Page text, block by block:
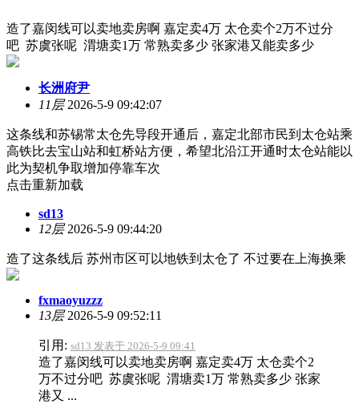
造了嘉闵线可以卖地卖房啊 嘉定卖4万 太仓卖个2万不过分
吧 苏虞张呢 渭塘卖1万 常熟卖多少 张家港又能卖多少
长洲府尹
11层2026-5-9 09:42:07
这条线和苏锡常太仓先导段开通后，嘉定北部市民到太仓站乘
高铁比去宝山站和虹桥站方便，希望北沿江开通时太仓站能以
此为契机争取增加停靠车次
点击重新加载
sd13
12层2026-5-9 09:44:20
造了这条线后 苏州市区可以地铁到太仓了 不过要在上海换乘
fxmaoyuzzz
13层2026-5-9 09:52:11
引用: sd13 发表于 2026-5-9 09:41
造了嘉闵线可以卖地卖房啊 嘉定卖4万 太仓卖个2
万不过分吧 苏虞张呢 渭塘卖1万 常熟卖多少 张家
港又 ...